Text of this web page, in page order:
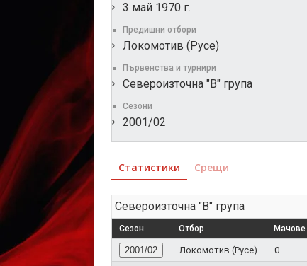
3 май 1970 г.
Предишни отбори
Локомотив (Русе)
Първенства и турнири
Североизточна "В" група
Сезони
2001/02
Статистики Срещи
Североизточна "В" група
Сезон Отбор Мачове
2001/02 Локомотив (Русе) 0